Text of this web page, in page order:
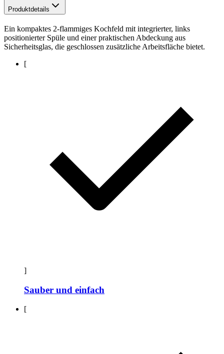
Produktdetails
Ein kompaktes 2-flammiges Kochfeld mit integrierter, links
positionierter Spüle und einer praktischen Abdeckung aus
Sicherheitsglas, die geschlossen zusätzliche Arbeitsfläche bietet.
[
]
Sauber und einfach
[